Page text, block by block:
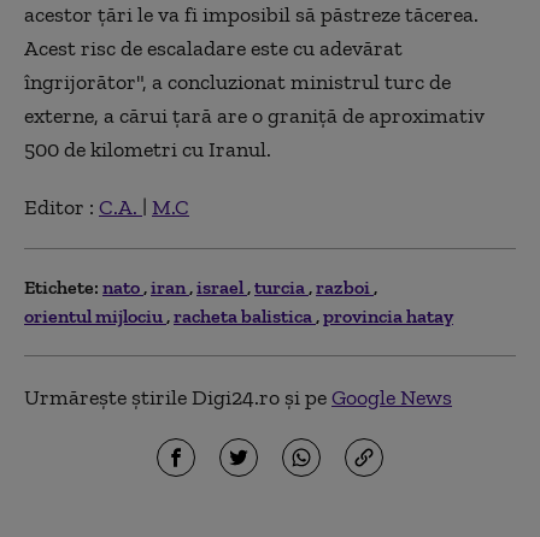
acestor ţări le va fi imposibil să păstreze tăcerea.
Acest risc de escaladare este cu adevărat
îngrijorător", a concluzionat ministrul turc de
externe, a cărui ţară are o graniţă de aproximativ
500 de kilometri cu Iranul.
Editor : C.A. | M.C
Etichete: nato iran israel turcia razboi
orientul mijlociu racheta balistica provincia hatay
Urmărește știrile Digi24.ro și peGoogle News